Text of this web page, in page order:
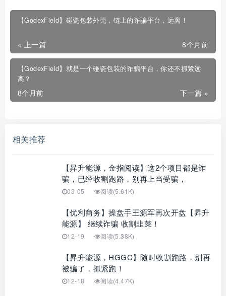
【GodexField】碰瓷包装外壳，链上的诈骗平台，远离！
« 上一篇 8个月前
【GodexField】就是一个碰瓷包装的诈骗平台，你还不抓紧远
离？
下一篇 »
8个月前
相关推荐
【昇升能源，金指阅读】这2个项目都是诈
骗，已经收割跑路，别再上当受骗，
03-05 阅读(5.61K)
【优利商务】操盘手王源军再次开盘【昇升
能源】 继续诈骗 收割韭菜！
12-19 阅读(5.38K)
【昇升能源，HGGC】随时收割跑路，别再
被骗了，抓紧跑！
12-18 阅读(4.47K)